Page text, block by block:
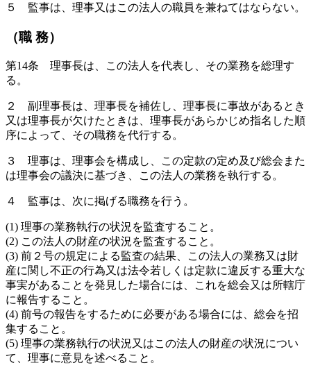
５ 監事は、理事又はこの法人の職員を兼ねてはならない。
（職 務）
第14条 理事長は、この法人を代表し、その業務を総理す
る。
２ 副理事長は、理事長を補佐し、理事長に事故があるとき
又は理事長が欠けたときは、理事長があらかじめ指名した順
序によって、その職務を代行する。
３ 理事は、理事会を構成し、この定款の定め及び総会また
は理事会の議決に基づき、この法人の業務を執行する。
４ 監事は、次に掲げる職務を行う。
(1) 理事の業務執行の状況を監査すること。
(2) この法人の財産の状況を監査すること。
(3) 前２号の規定による監査の結果、この法人の業務又は財
産に関し不正の行為又は法令若しくは定款に違反する重大な
事実があることを発見した場合には、これを総会又は所轄庁
に報告すること。
(4) 前号の報告をするために必要がある場合には、総会を招
集すること。
(5) 理事の業務執行の状況又はこの法人の財産の状況につい
て、理事に意見を述べること。